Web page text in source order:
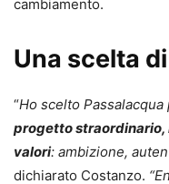
cambiamento.
Una scelta
“Ho scelto
progetto straordinario,
valori: ambizione,
dichiarato Costanzo.